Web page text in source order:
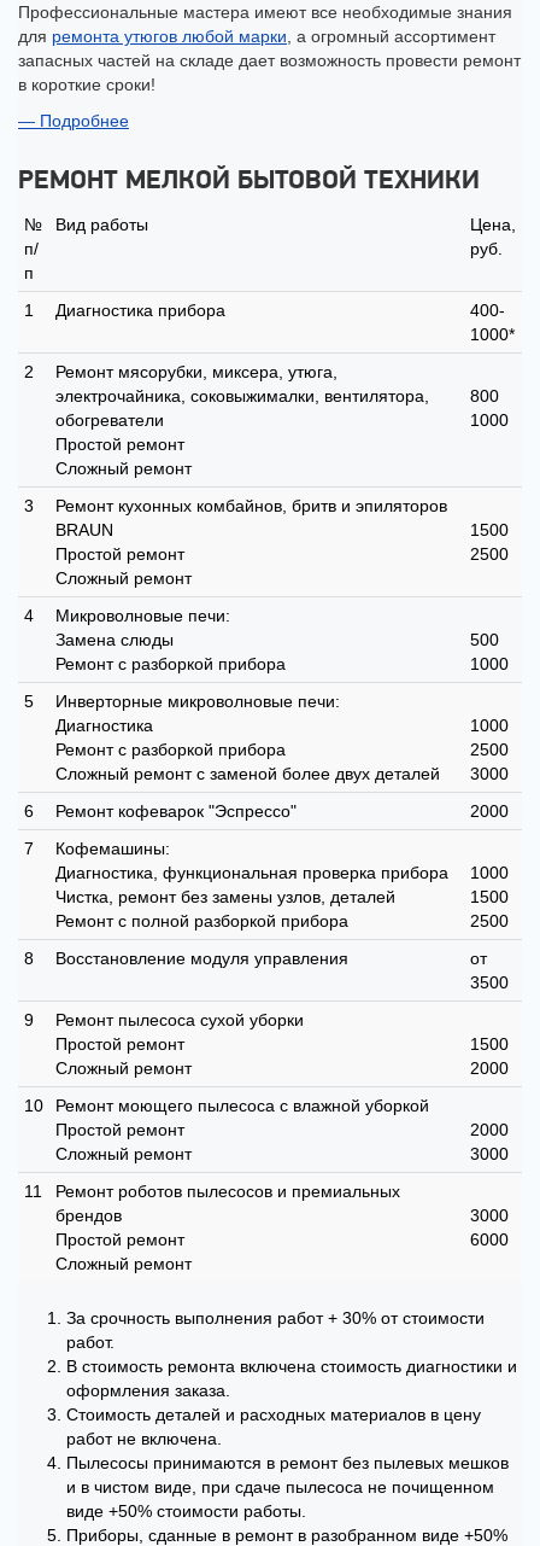
Профессиональные мастера имеют все необходимые знания
для ремонта утюгов любой марки , а огромный ассортимент
запасных частей на складе дает возможность провести ремонт
в короткие сроки!
Подробнее
РЕМОНТ МЕЛКОЙ БЫТОВОЙ ТЕХНИКИ
№
п/
п
Вид работы
Цена,
руб.
1 Диагностика прибора
400-
1000*
2
Ремонт мясорубки, миксера, утюга,
электрочайника, соковыжималки, вентилятора,
обогреватели
Простой ремонт
Сложный ремонт
800
1000
3
Ремонт кухонных комбайнов, бритв и эпиляторов
BRAUN
Простой ремонт
Сложный ремонт
1500
2500
4
Микроволновые печи:
Замена слюды
Ремонт с разборкой прибора
500
1000
5
Инверторные микроволновые печи:
Диагностика
Ремонт с разборкой прибора
Сложный ремонт с заменой более двух деталей
1000
2500
3000
6
Ремонт кофеварок "Эспрессо"
2000
7
Кофемашины:
Диагностика, функциональная проверка прибора
Чистка, ремонт без замены узлов, деталей
Ремонт с полной разборкой прибора
1000
1500
2500
8
Восстановление модуля управления
от
3500
9
Ремонт пылесоса сухой уборки
Простой ремонт
Сложный ремонт
1500
2000
10
Ремонт моющего пылесоса с влажной уборкой
Простой ремонт
Сложный ремонт
2000
3000
11
Ремонт роботов пылесосов и премиальных
брендов
Простой ремонт
Сложный ремонт
3000
6000
За срочность выполнения работ + 30% от стоимости
работ.
В стоимость ремонта включена стоимость диагностики и
оформления заказа.
Стоимость деталей и расходных материалов в цену
работ не включена.
Пылесосы принимаются в ремонт без пылевых мешков
и в чистом виде, при сдаче пылесоса не почищенном
виде +50% стоимости работы.
Приборы, сданные в ремонт в разобранном виде +50%